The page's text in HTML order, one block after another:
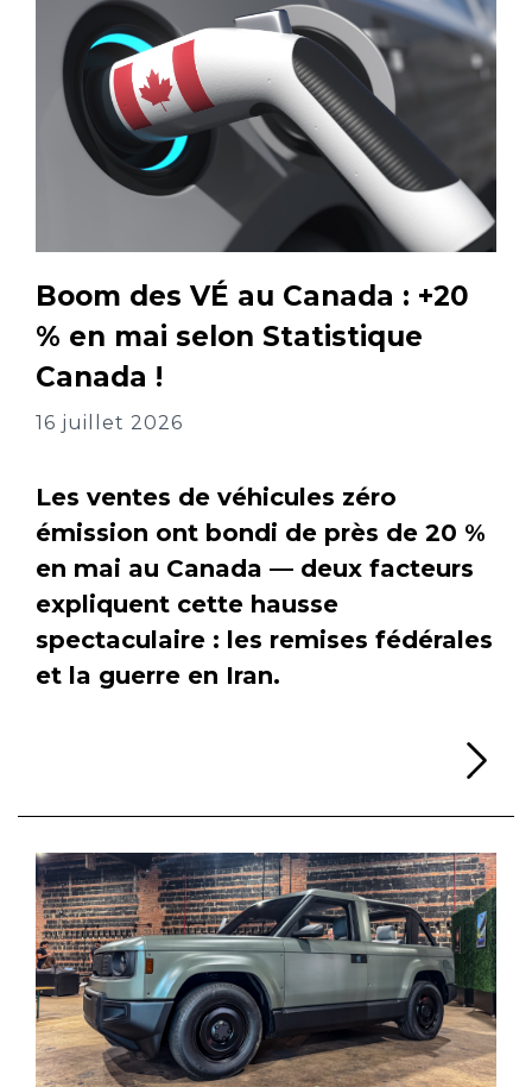
Boom des VÉ au Canada : +20
% en mai selon Statistique
Canada !
16 juillet 2026
Les ventes de véhicules zéro
émission ont bondi de près de 20 %
en mai au Canada — deux facteurs
expliquent cette hausse
spectaculaire : les remises fédérales
et la guerre en Iran.